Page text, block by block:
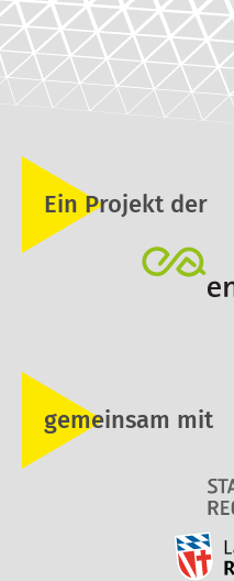
Ein Projekt der
gemeinsam mit